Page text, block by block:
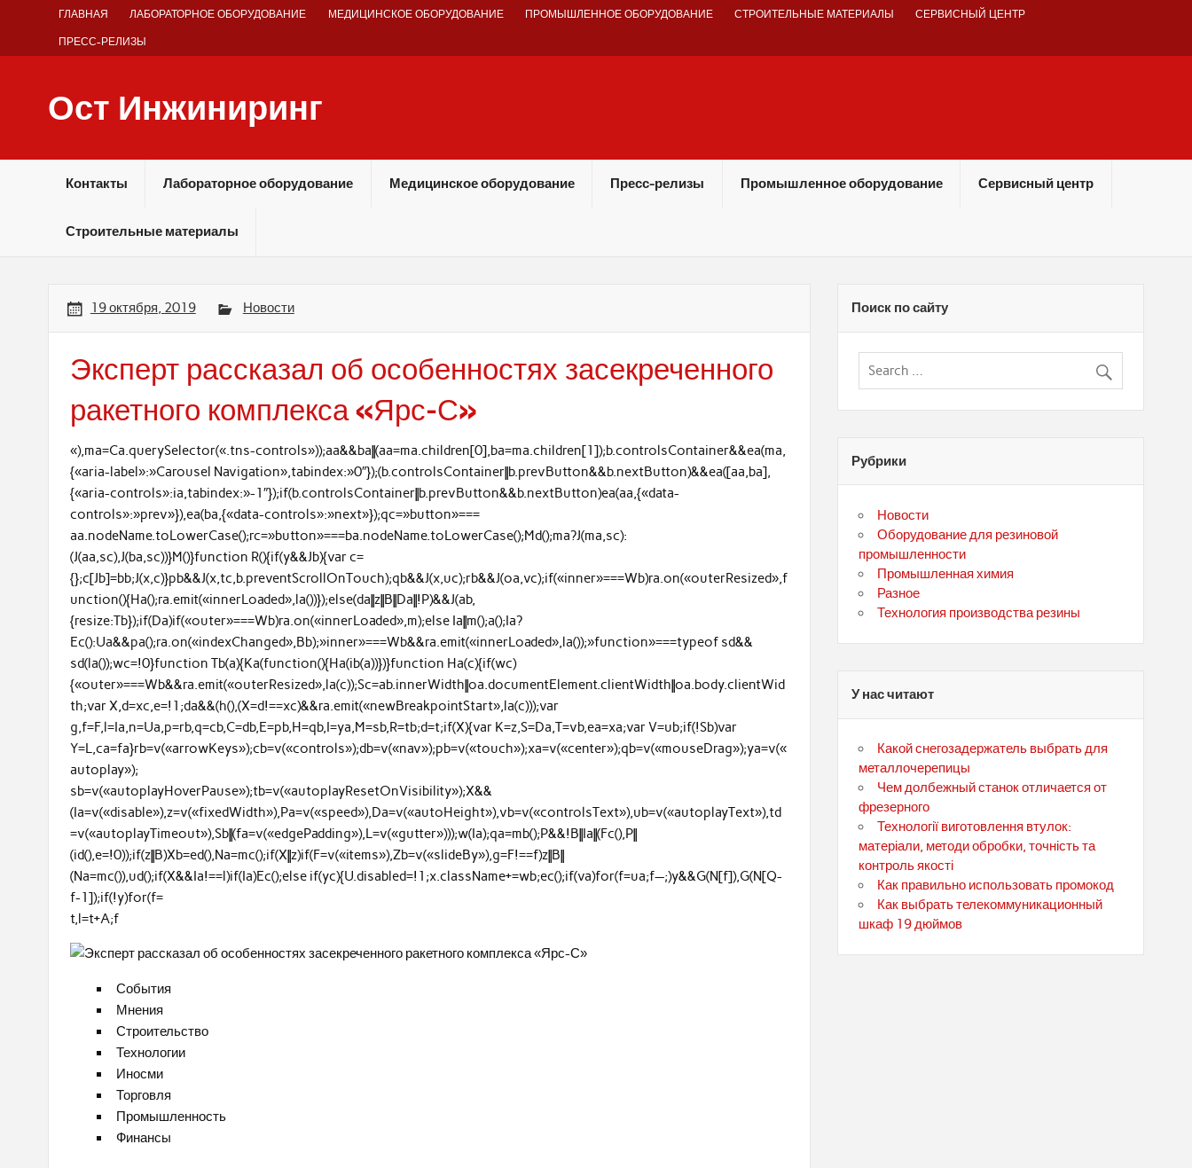
ГЛАВНАЯ ЛАБОРАТОРНОЕ ОБОРУДОВАНИЕ МЕДИЦИНСКОЕ ОБОРУДОВАНИЕ ПРОМЫШЛЕННОЕ ОБОРУДОВАНИЕ СТРОИТЕЛЬНЫЕ МАТЕРИАЛЫ СЕРВИСНЫЙ ЦЕНТР
ПРЕСС-РЕЛИЗЫ
Ост Инжиниринг
Контакты Лабораторное оборудование Медицинское оборудование Пресс-релизы Промышленное оборудование Сервисный центр
Строительные материалы
19 октября, 2019 Новости
Эксперт рассказал об особенностях засекреченного
ракетного комплекса «Ярс-С»
«),ma=Ca.querySelector(«.tns-controls»));aa&&ba||(aa=ma.children[0],ba=ma.children[1]);b.controlsContainer&&ea(ma,
{«aria-label»:»Carousel Navigation»,tabindex:»0″});(b.controlsContainer||b.prevButton&&b.nextButton)&&ea([aa,ba],
{«aria-controls»:ia,tabindex:»-1″});if(b.controlsContainer||b.prevButton&&b.nextButton)ea(aa,{«data-
controls»:»prev»}),ea(ba,{«data-controls»:»next»});qc=»button»===
aa.nodeName.toLowerCase();rc=»button»===ba.nodeName.toLowerCase();Md();ma?J(ma,sc):
(J(aa,sc),J(ba,sc))}M()}function R(){if(y&&Jb){var c=
{};c[Jb]=bb;J(x,c)}pb&&J(x,tc,b.preventScrollOnTouch);qb&&J(x,uc);rb&&J(oa,vc);if(«inner»===Wb)ra.on(«outerResized»,f
unction(){Ha();ra.emit(«innerLoaded»,la())});else(da||z||B||Da||!P)&&J(ab,
{resize:Tb});if(Da)if(«outer»===Wb)ra.on(«innerLoaded»,m);else Ia||m();a();Ia?
Ec():Ua&&pa();ra.on(«indexChanged»,Bb);»inner»===Wb&&ra.emit(«innerLoaded»,la());»function»===typeof sd&&
sd(la());wc=!0}function Tb(a){Ka(function(){Ha(ib(a))})}function Ha(c){if(wc)
{«outer»===Wb&&ra.emit(«outerResized»,la(c));Sc=ab.innerWidth||oa.documentElement.clientWidth||oa.body.clientWid
th;var X,d=xc,e=!1;da&&(h(),(X=d!==xc)&&ra.emit(«newBreakpointStart»,la(c)));var
g,f=F,l=Ia,n=Ua,p=rb,q=cb,C=db,E=pb,H=qb,I=ya,M=sb,R=tb;d=t;if(X){var K=z,S=Da,T=vb,ea=xa;var V=ub;if(!Sb)var
Y=L,ca=fa}rb=v(«arrowKeys»);cb=v(«controls»);db=v(«nav»);pb=v(«touch»);xa=v(«center»);qb=v(«mouseDrag»);ya=v(«
autoplay»);
sb=v(«autoplayHoverPause»);tb=v(«autoplayResetOnVisibility»);X&&
(Ia=v(«disable»),z=v(«fixedWidth»),Pa=v(«speed»),Da=v(«autoHeight»),vb=v(«controlsText»),ub=v(«autoplayText»),td
=v(«autoplayTimeout»),Sb||(fa=v(«edgePadding»),L=v(«gutter»)));w(Ia);qa=mb();P&&!B||Ia||(Fc(),P||
(id(),e=!0));if(z||B)Xb=ed(),Na=mc();if(X||z)if(F=v(«items»),Zb=v(«slideBy»),g=F!==f)z||B||
(Na=mc()),ud();if(X&&Ia!==l)if(Ia)Ec();else if(yc){U.disabled=!1;x.className+=wb;ec();if(va)for(f=ua;f—;)y&&G(N[f]),G(N[Q-
f-1]);if(!y)for(f=
t,l=t+A;f
События
Мнения
Строительство
Технологии
Иносми
Торговля
Промышленность
Финансы
Поиск по сайту
Рубрики
Новости
Оборудование для резиновой
промышленности
Промышленная химия
Разное
Технология производства резины
У нас читают
Какой снегозадержатель выбрать для
металлочерепицы
Чем долбежный станок отличается от
фрезерного
Технології виготовлення втулок:
матеріали, методи обробки, точність та
контроль якості
Как правильно использовать промокод
Как выбрать телекоммуникационный
шкаф 19 дюймов